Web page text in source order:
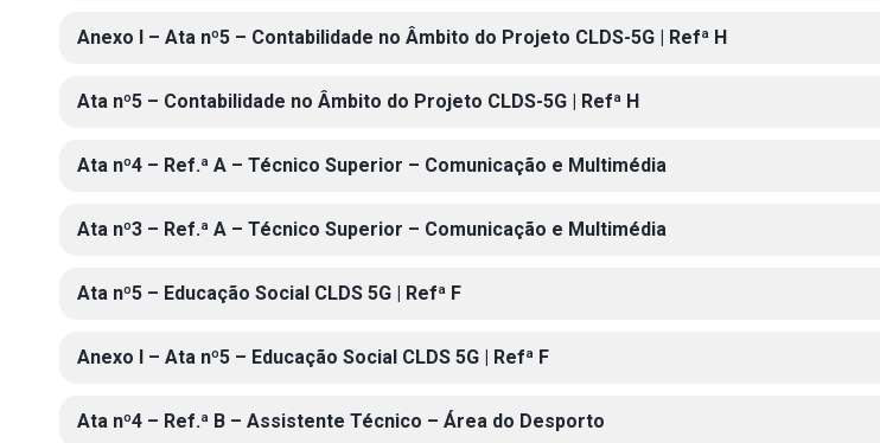
Anexo I – Ata nº5 – Contabilidade no Âmbito do Projeto CLDS-5G | Refª H
Ata nº5 – Contabilidade no Âmbito do Projeto CLDS-5G | Refª H
Ata nº4 – Ref.ª A – Técnico Superior – Comunicação e Multimédia
Ata nº3 – Ref.ª A – Técnico Superior – Comunicação e Multimédia
Ata nº5 – Educação Social CLDS 5G | Refª F
Anexo I – Ata nº5 – Educação Social CLDS 5G | Refª F
Ata nº4 – Ref.ª B – Assistente Técnico – Área do Desporto